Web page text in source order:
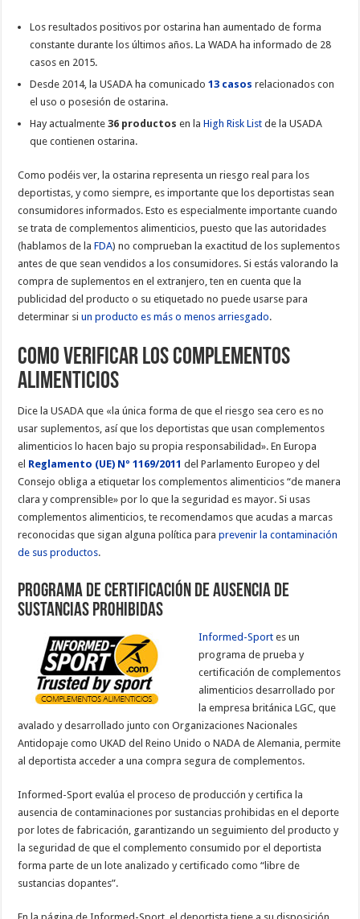
Los resultados positivos por ostarina han aumentado de forma
constante durante los últimos años. La WADA ha informado de 28
casos en 2015.
Desde 2014, la USADA ha comunicado13 casos relacionados con
el uso o posesión de ostarina.
Hay actualmente36 productos en laHigh Risk List de la USADA
que contienen ostarina.
Como podéis ver, la ostarina representa un riesgo real para los
deportistas, y como siempre, es importante que los deportistas sean
consumidores informados. Esto es especialmente importante cuando
se trata de complementos alimenticios, puesto que las autoridades
(hablamos de laFDA) no comprueban la exactitud de los suplementos
antes de que sean vendidos a los consumidores. Si estás valorando la
compra de suplementos en el extranjero, ten en cuenta que la
publicidad del producto o su etiquetado no puede usarse para
determinar siun producto es más o menos arriesgado.
Como verificar los complementos
alimenticios
Dice la USADA que «la única forma de que el riesgo sea cero es no
usar suplementos, así que los deportistas que usan complementos
alimenticios lo hacen bajo su propia responsabilidad». En Europa
el Reglamento (UE) Nº 1169/2011 del Parlamento Europeo y del
Consejo obliga a etiquetar los complementos alimenticios “de manera
clara y comprensible» por lo que la seguridad es mayor. Si usas
complementos alimenticios, te recomendamos que acudas a marcas
reconocidas que sigan alguna política paraprevenir la contaminación
de sus productos.
Programa de certificación de ausencia de
sustancias prohibidas
Informed-Sport es un
programa de prueba y
certificación de complementos
alimenticios desarrollado por
la empresa británica LGC, que
avalado y desarrollado junto con Organizaciones Nacionales
Antidopaje como UKAD del Reino Unido o NADA de Alemania, permite
al deportista acceder a una compra segura de complementos.
Informed-Sport evalúa el proceso de producción y certifica la
ausencia de contaminaciones por sustancias prohibidas en el deporte
por lotes de fabricación, garantizando un seguimiento del producto y
la seguridad de que el complemento consumido por el deportista
forma parte de un lote analizado y certificado como “libre de
sustancias dopantes”.